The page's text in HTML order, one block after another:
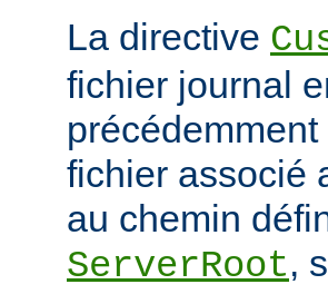
La directive
fichier journal
fichier associé
au chemin
ServerRoot,